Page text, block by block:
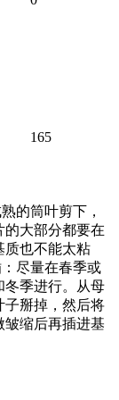
165
的筒叶剪下，
的大部分都要在
质也不能太粘
尽量在春季或
冬季进行。从母
子掰掉，然后将
皱缩后再插进基